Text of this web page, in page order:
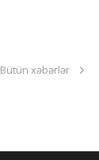
Bütün xəbərlər